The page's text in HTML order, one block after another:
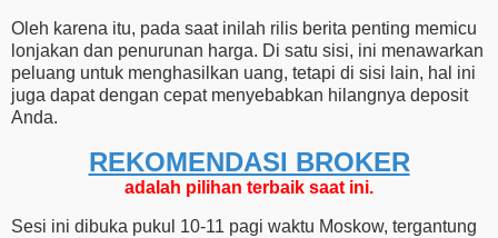
Oleh karena itu, pada saat inilah rilis berita penting memicu
lonjakan dan penurunan harga. Di satu sisi, ini menawarkan
peluang untuk menghasilkan uang, tetapi di sisi lain, hal ini
juga dapat dengan cepat menyebabkan hilangnya deposit
Anda.
REKOMENDASI ​​BROKER
adalah pilihan terbaik saat ini.
Sesi ini dibuka pukul 10-11 pagi waktu Moskow, tergantung